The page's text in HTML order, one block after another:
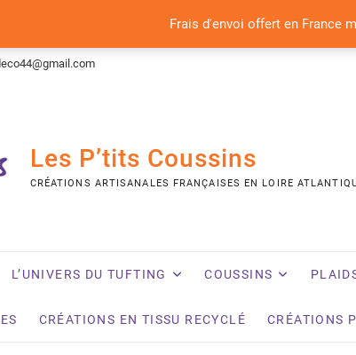
Frais d'envoi offert en France
Les P’tits Coussins
CRÉATIONS ARTISANALES FRANÇAISES EN LOIRE
L’UNIVERS DU TUFTING COUSSINS
CRÉATIONS EN TISSU RECYCLÉ CRÉATIONS